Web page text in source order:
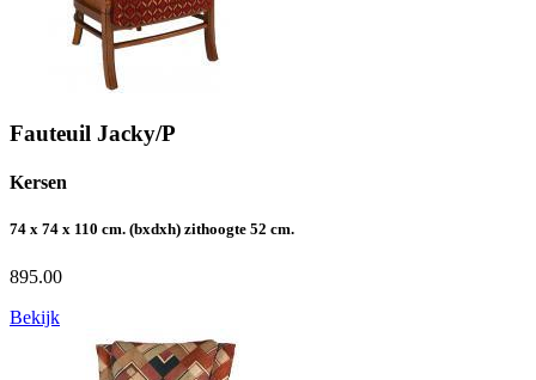
Fauteuil Jacky/P
Kersen
74 x 74 x 110 cm. (bxdxh) zithoogte 52 cm.
895.00
Bekijk